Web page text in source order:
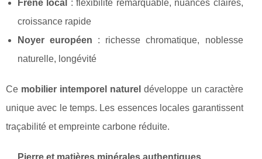
Frêne local
: flexibilité remarquable, nuances claires,
croissance rapide
Noyer européen : richesse chromatique, noblesse
naturelle, longévité
Ce mobilier intemporel naturel développe un caractère
unique avec le temps. Les essences locales garantissent
traçabilité et empreinte carbone réduite.